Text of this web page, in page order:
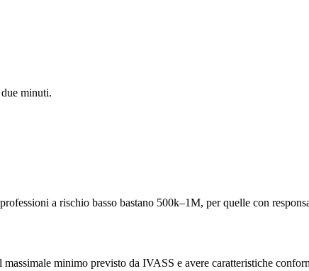
minuti.
a rischio basso bastano 500k–1M, per quelle con
minimo previsto da IVASS e avere caratteristiche